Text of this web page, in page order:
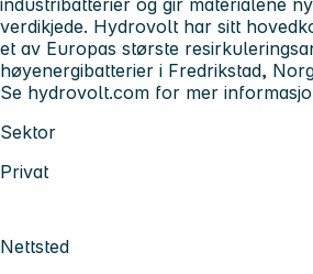
industribatterier og gir materialene
verdikjede. Hydrovolt har sitt
et av Europas største
høyenergibatterier i Fredrikstad,
Se hydrovolt.com for mer
Sektor
Privat
Nettsted